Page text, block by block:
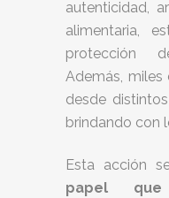
autenticidad,
alimentaria,
protección
Además, miles
desde
brindando con
Esta acción
papel que